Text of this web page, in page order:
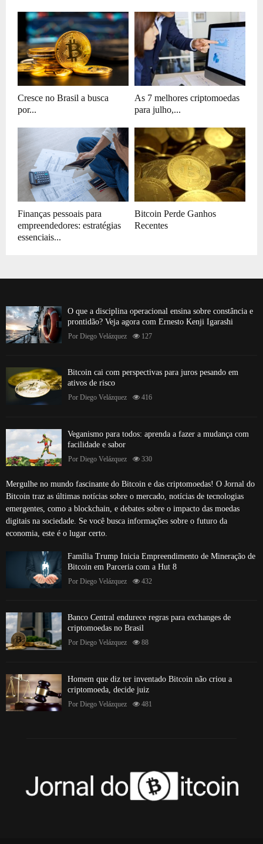
Cresce no Brasil a busca
por...
As 7 melhores criptomoedas
para julho,...
Finanças pessoais para
empreendedores: estratégias
essenciais...
Bitcoin Perde Ganhos
Recentes
O que a disciplina operacional ensina sobre constância e
prontidão? Veja agora com Ernesto Kenji Igarashi
Por Diego Velázquez 127
Bitcoin cai com perspectivas para juros pesando em
ativos de risco
Por Diego Velázquez 416
Veganismo para todos: aprenda a fazer a mudança com
facilidade e sabor
Por Diego Velázquez 330
Mergulhe no mundo fascinante do Bitcoin e das criptomoedas! O Jornal do
Bitcoin traz as últimas notícias sobre o mercado, notícias de tecnologias
emergentes, como a blockchain, e debates sobre o impacto das moedas
digitais na sociedade. Se você busca informações sobre o futuro da
economia, este é o lugar certo.
Família Trump Inicia Empreendimento de Mineração de
Bitcoin em Parceria com a Hut 8
Por Diego Velázquez 432
Banco Central endurece regras para exchanges de
criptomoedas no Brasil
Por Diego Velázquez 88
Homem que diz ter inventado Bitcoin não criou a
criptomoeda, decide juiz
Por Diego Velázquez 481